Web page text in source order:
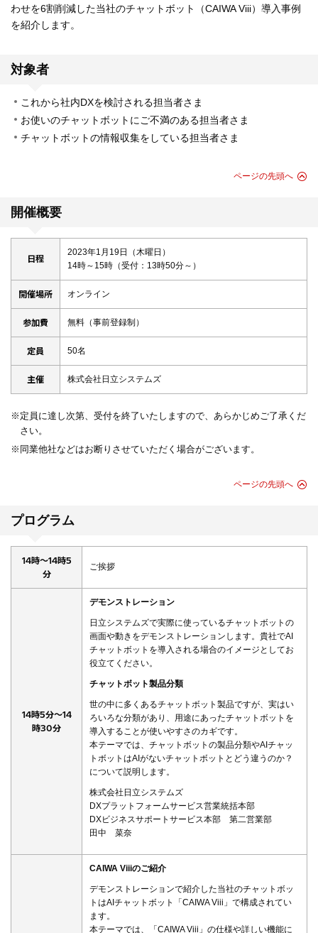
わせを6割削減した当社のチャットボット（CAIWA Viii）導入事例
を紹介します。
対象者
これから社内DXを検討される担当者さま
お使いのチャットボットにご不満のある担当者さま
チャットボットの情報収集をしている担当者さま
ページの先頭へ
開催概要
日程
2023年1月19日（木曜日）
14時～15時（受付：13時50分～）
開催場所 オンライン
参加費 無料（事前登録制）
定員 50名
主催 株式会社日立システムズ
※定員に達し次第、受付を終了いたしますので、あらかじめご了承くだ
さい。
※同業他社などはお断りさせていただく場合がございます。
ページの先頭へ
プログラム
14時～14時5
分
ご挨拶
14時5分～14
時30分
デモンストレーション
日立システムズで実際に使っているチャットボットの
画面や動きをデモンストレーションします。貴社でAI
チャットボットを導入される場合のイメージとしてお
役立てください。
チャットボット製品分類
世の中に多くあるチャットボット製品ですが、実はい
ろいろな分類があり、用途にあったチャットボットを
導入することが使いやすさのカギです。
本テーマでは、チャットボットの製品分類やAIチャッ
トボットはAIがないチャットボットとどう違うのか？
について説明します。
株式会社日立システムズ
DXプラットフォームサービス営業統括本部
DXビジネスサポートサービス本部 第二営業部
田中 菜奈
CAIWA Viiiのご紹介
デモンストレーションで紹介した当社のチャットボッ
トはAIチャットボット「CAIWA Viii」で構成されてい
ます。
本テーマでは、「CAIWA Viii」の仕様や詳しい機能に